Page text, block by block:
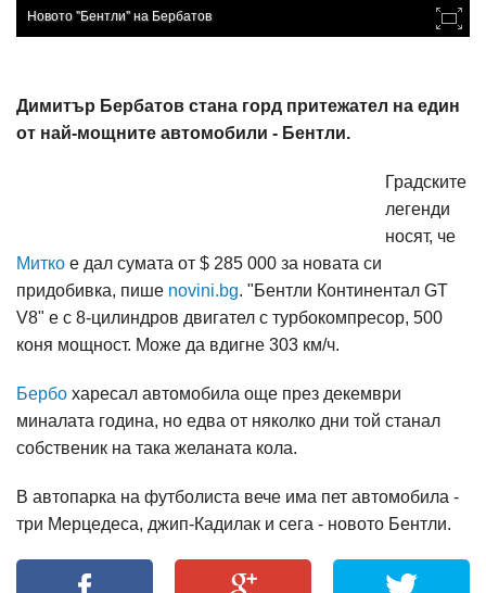
Новото "Бентли" на Бербатов
Димитър Бербатов стана горд притежател на един
от най-мощните автомобили - Бентли.
Градските
легенди
носят, че
Митко е дал сумата от $ 285 000 за новата си
придобивка, пише novini.bg. "Бентли Континентал GT
V8" е с 8-цилиндров двигател с турбокомпресор, 500
коня мощност. Може да вдигне 303 км/ч.
Бербо харесал автомобила още през декември
миналата година, но едва от няколко дни той станал
собственик на така желаната кола.
В автопарка на футболиста вече има пет автомобила -
три Мерцедеса, джип-Кадилак и сега - новото Бентли.